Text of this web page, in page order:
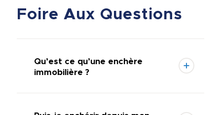
Foire Aux Questions
Qu’est ce qu’une enchère
immobilière ?